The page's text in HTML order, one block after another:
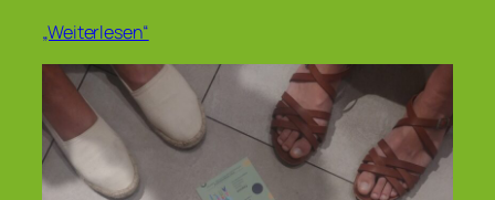
„Weiterlesen“